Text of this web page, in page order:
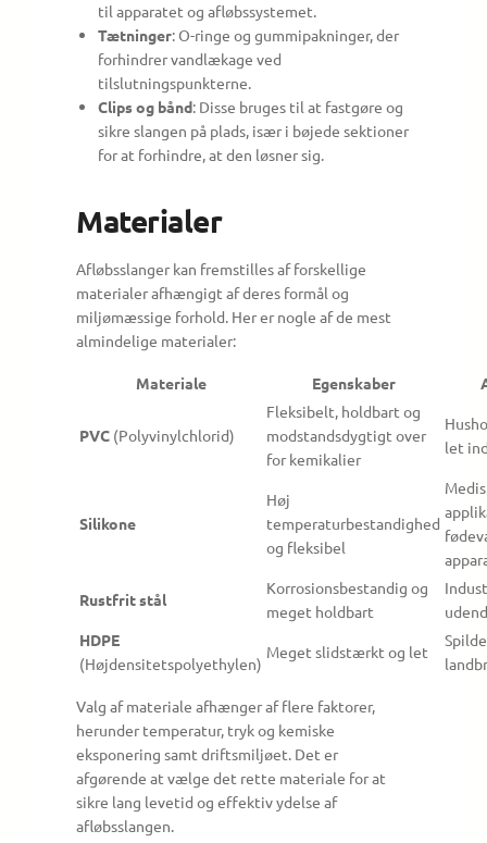
til apparatet og afløbssystemet.
Tætninger: O-ringe og gummipakninger, der
forhindrer vandlækage ved
tilslutningspunkterne.
Clips og bånd: Disse bruges til at fastgøre og
sikre slangen på plads, især i bøjede sektioner
for at forhindre, at den løsner sig.
Materialer
Afløbsslanger kan fremstilles af forskellige
materialer afhængigt af deres formål og
miljømæssige forhold. Her er nogle af de mest
almindelige materialer:
Materiale Egenskaber
PVC (Polyvinylchlorid)
Fleksibelt, holdbart og
modstandsdygtigt over
for kemikalier
let
Silikone
Høj
temperaturbestandighed
og fleksibel
Rustfrit stål
Korrosionsbestandig og
meget holdbart
HDPE
(Højdensitetspolyethylen)
Meget slidstærkt og let
Valg af materiale afhænger af flere faktorer,
herunder temperatur, tryk og kemiske
eksponering samt driftsmiljøet. Det er
afgørende at vælge det rette materiale for at
sikre lang levetid og effektiv ydelse af
afløbsslangen.